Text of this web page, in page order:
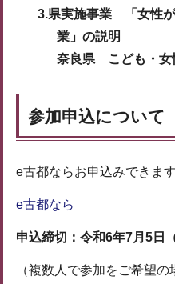
3.県実施事業 「女性
業」の説明
奈良県 こども・女
参加申込について
e古都ならお申込みできま
e古都なら
申込締切：令和6年7月5日
（複数人で参加をご希望